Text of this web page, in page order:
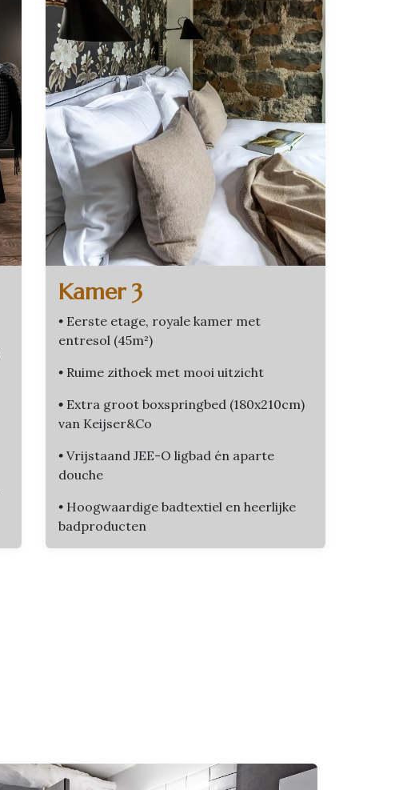
Kamer 3
• Eerste etage, royale kamer met
entresol (45m²)
• Ruime zithoek met mooi uitzicht
• Extra groot boxspringbed (180x210cm)
van Keijser&Co
• Vrijstaand JEE-O ligbad én aparte
douche
• Hoogwaardige badtextiel en heerlijke
badproducten